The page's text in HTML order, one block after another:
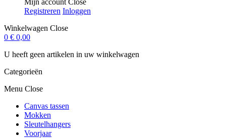
Mijn account Close
Registreren Inloggen
Winkelwagen Close
0 € 0,00
U heeft geen artikelen in uw winkelwagen
Categorieën
Menu Close
Canvas tassen
Mokken
Sleutelhangers
Voorjaar